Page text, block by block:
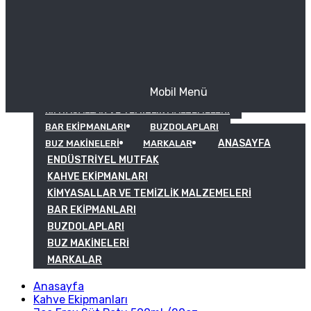
KIMYASALLAR VE TEMIZLIK MALZEMELERI
BAR EKIPMANLARI
BUZDOLAPLARI
BUZ MAKINELERI
MARKALAR
Mobil Menü
ANASAYFA
ENDÜSTRIYEL MUTFAK
KAHVE EKIPMANLARI
KIMYASALLAR VE TEMIZLIK MALZEMELERI
BAR EKIPMANLARI
BUZDOLAPLARI
BUZ MAKINELERI
MARKALAR
Anasayfa
Kahve Ekipmanları